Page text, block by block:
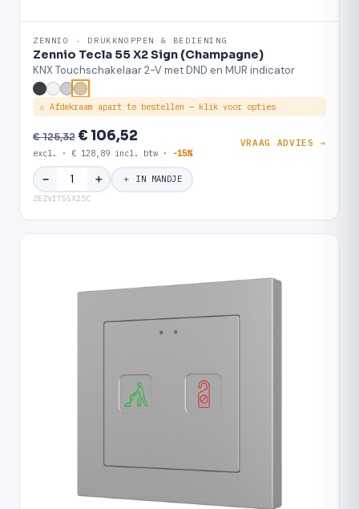
ZENNIO · DRUKKNOPPEN & BEDIENING
Zennio Tecla 55 X2 Sign (Champagne)
KNX Touchschakelaar 2-V met DND en MUR indicator
⚠ Afdekraam apart te bestellen — klik voor opties
€ 125,32€ 106,52
excl. · € 128,89 incl. btw · -15%
VRAAG ADVIES →
− ＋ ＋ IN MANDJE
ZEZVIT55X2SC